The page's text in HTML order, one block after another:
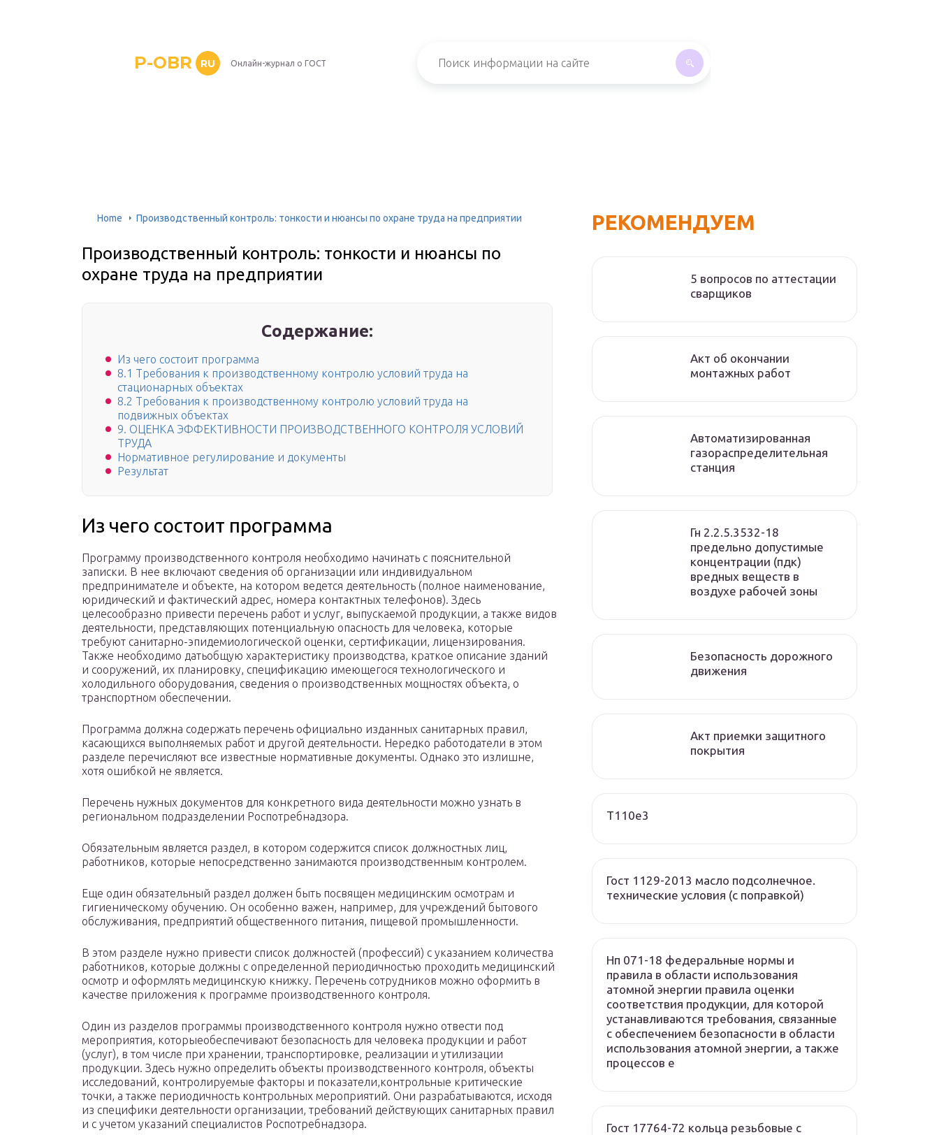
P-OBR RU Онлайн-журнал о ГОСТ
Home Производственный контроль: тонкости и нюансы по охране труда на предприятии
Производственный контроль: тонкости и нюансы по
охране труда на предприятии
Содержание:
Из чего состоит программа
8.1 Требования к производственному контролю условий труда на
стационарных объектах
8.2 Требования к производственному контролю условий труда на
подвижных объектах
9. ОЦЕНКА ЭФФЕКТИВНОСТИ ПРОИЗВОДСТВЕННОГО КОНТРОЛЯ УСЛОВИЙ
ТРУДА
Нормативное регулирование и документы
Результат
Из чего состоит программа
Программу производственного контроля необходимо начинать с пояснительной
записки. В нее включают сведения об организации или индивидуальном
предпринимателе и объекте, на котором ведется деятельность (полное наименование,
юридический и фактический адрес, номера контактных телефонов). Здесь
целесообразно привести перечень работ и услуг, выпускаемой продукции, а также видов
деятельности, представляющих потенциальную опасность для человека, которые
требуют санитарно-эпидемиологической оценки, сертификации, лицензирования.
Также необходимо датьобщую характеристику производства, краткое описание зданий
и сооружений, их планировку, спецификацию имеющегося технологического и
холодильного оборудования, сведения о производственных мощностях объекта, о
транспортном обеспечении.
Программа должна содержать перечень официально изданных санитарных правил,
касающихся выполняемых работ и другой деятельности. Нередко работодатели в этом
разделе перечисляют все известные нормативные документы. Однако это излишне,
хотя ошибкой не является.
Перечень нужных документов для конкретного вида деятельности можно узнать в
региональном подразделении Роспотребнадзора.
Обязательным является раздел, в котором содержится список должностных лиц,
работников, которые непосредственно занимаются производственным контролем.
Еще один обязательный раздел должен быть посвящен медицинским осмотрам и
гигиеническому обучению. Он особенно важен, например, для учреждений бытового
обслуживания, предприятий общественного питания, пищевой промышленности.
В этом разделе нужно привести список должностей (профессий) с указанием количества
работников, которые должны с определенной периодичностью проходить медицинский
осмотр и оформлять медицинскую книжку. Перечень сотрудников можно оформить в
качестве приложения к программе производственного контроля.
Один из разделов программы производственного контроля нужно отвести под
мероприятия, которыеобеспечивают безопасность для человека продукции и работ
(услуг), в том числе при хранении, транспортировке, реализации и утилизации
продукции. Здесь нужно определить объекты производственного контроля, объекты
исследований, контролируемые факторы и показатели,контрольные критические
точки, а также периодичность контрольных мероприятий. Они разрабатываются, исходя
из специфики деятельности организации, требований действующих санитарных правил
и с учетом указаний специалистов Роспотребнадзора.
РЕКОМЕНДУЕМ
5 вопросов по аттестации
сварщиков
Акт об окончании
монтажных работ
Автоматизированная
газораспределительная
станция
Гн 2.2.5.3532-18
предельно допустимые
концентрации (пдк)
вредных веществ в
воздухе рабочей зоны
Безопасность дорожного
движения
Акт приемки защитного
покрытия
T110e3
Гост 1129-2013 масло подсолнечное.
технические условия (с поправкой)
Нп 071-18 федеральные нормы и
правила в области использования
атомной энергии правила оценки
соответствия продукции, для которой
устанавливаются требования, связанные
с обеспечением безопасности в области
использования атомной энергии, а также
процессов е
Гост 17764-72 кольца резьбовые с